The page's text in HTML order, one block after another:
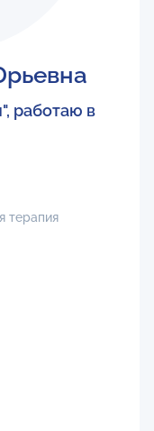
работаю в
терапия